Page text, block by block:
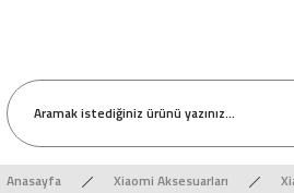
Anasayfa Xiaomi Aksesuarları